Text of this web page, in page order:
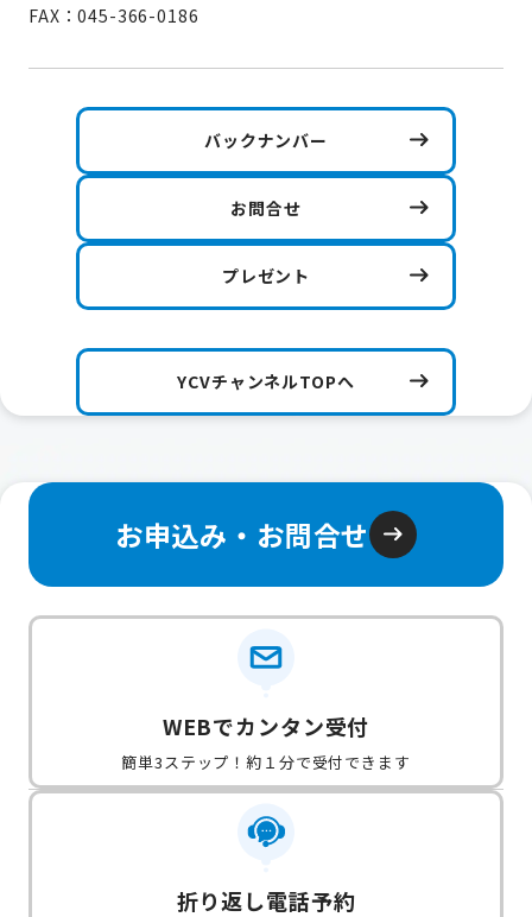
FAX：045-366-0186
バックナンバー
お問合せ
プレゼント
YCVチャンネルTOPへ
お申込み・お問合せ
WEBでカンタン受付
簡単3ステップ！約１分で受付できます
折り返し電話予約